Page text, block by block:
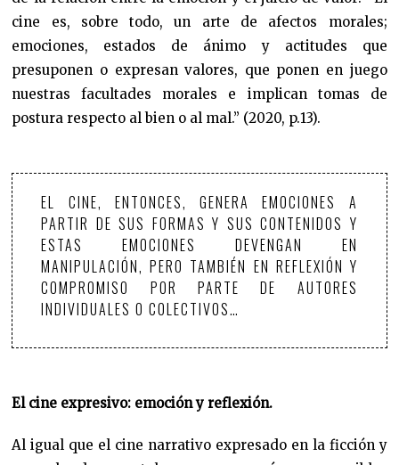
cine es, sobre todo, un arte de afectos morales;
emociones, estados de ánimo y actitudes que
presuponen o expresan valores, que ponen en juego
nuestras facultades morales e implican tomas de
postura respecto al bien o al mal.” (2020, p.13).
EL CINE, ENTONCES, GENERA EMOCIONES A
PARTIR DE SUS FORMAS Y SUS CONTENIDOS Y
ESTAS EMOCIONES DEVENGAN EN
MANIPULACIÓN, PERO TAMBIÉN EN REFLEXIÓN Y
COMPROMISO POR PARTE DE AUTORES
INDIVIDUALES O COLECTIVOS…
El cine expresivo: emoción y reflexión.
Al igual que el cine narrativo expresado en la ficción y